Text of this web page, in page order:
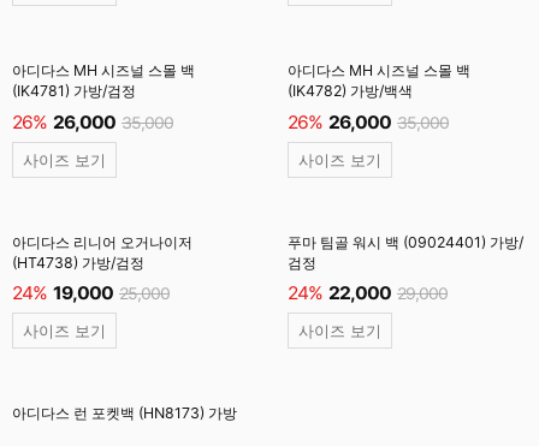
아디다스 MH 시즈널 스몰 백
(IK4781) 가방/검정
26% 26,000 35,000
사이즈 보기
아디다스 MH 시즈널 스몰 백
(IK4782) 가방/백색
26% 26,000 35,000
사이즈 보기
아디다스 리니어 오거나이저
(HT4738) 가방/검정
24% 19,000 25,000
사이즈 보기
푸마 팀골 워시 백 (09024401) 가방/
검정
24% 22,000 29,000
사이즈 보기
아디다스 런 포켓백 (HN8173) 가방